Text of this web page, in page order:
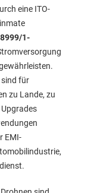
eine ITO-
1-
sind für
zu Lande, zu
EMI-